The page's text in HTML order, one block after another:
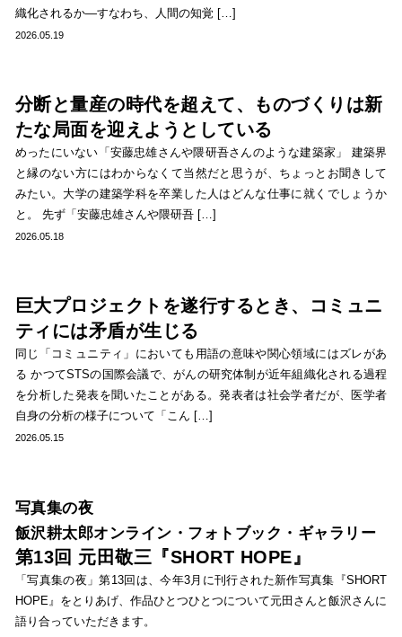
織化されるか—すなわち、人間の知覚 […]
2026.05.19
分断と量産の時代を超えて、ものづくりは新
たな局面を迎えようとしている
めったにいない「安藤忠雄さんや隈研吾さんのような建築家」 建築界
と縁のない方にはわからなくて当然だと思うが、ちょっとお聞きして
みたい。大学の建築学科を卒業した人はどんな仕事に就くでしょうか
と。 先ず「安藤忠雄さんや隈研吾 […]
2026.05.18
巨大プロジェクトを遂行するとき、コミュニ
ティには矛盾が生じる
同じ「コミュニティ」においても用語の意味や関心領域にはズレがあ
る かつてSTSの国際会議で、がんの研究体制が近年組織化される過程
を分析した発表を聞いたことがある。発表者は社会学者だが、医学者
自身の分析の様子について「こん […]
2026.05.15
写真集の夜
飯沢耕太郎オンライン・フォトブック・ギャラリー
第13回 元田敬三『SHORT HOPE』
「写真集の夜」第13回は、今年3月に刊行された新作写真集『SHORT
HOPE』をとりあげ、作品ひとつひとつについて元田さんと飯沢さんに
語り合っていただきます。